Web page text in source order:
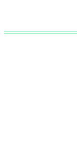
レードクロスもお